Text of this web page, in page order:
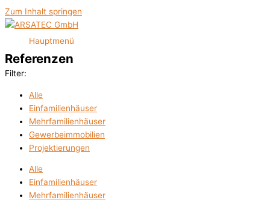
Zum Inhalt springen
Hauptmenü
Referenzen
Filter:
Alle
Einfamilienhäuser
Mehrfamilienhäuser
Gewerbeimmobilien
Projektierungen
Alle
Einfamilienhäuser
Mehrfamilienhäuser